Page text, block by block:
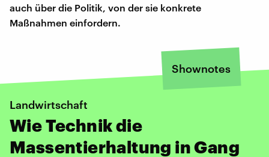
auch über die Politik, von der sie konkrete
Maßnahmen einfordern.
Shownotes
Landwirtschaft
Wie Technik die
Massentierhaltung in Gang